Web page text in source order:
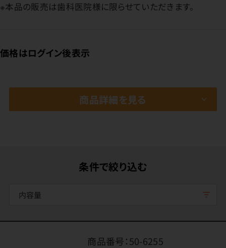
※本品の販売は歯科医院様に限らせていただきます。
価格はログイン後表示
商品詳細を見る
条件で絞り込む
内容量
商品番号：50-6255